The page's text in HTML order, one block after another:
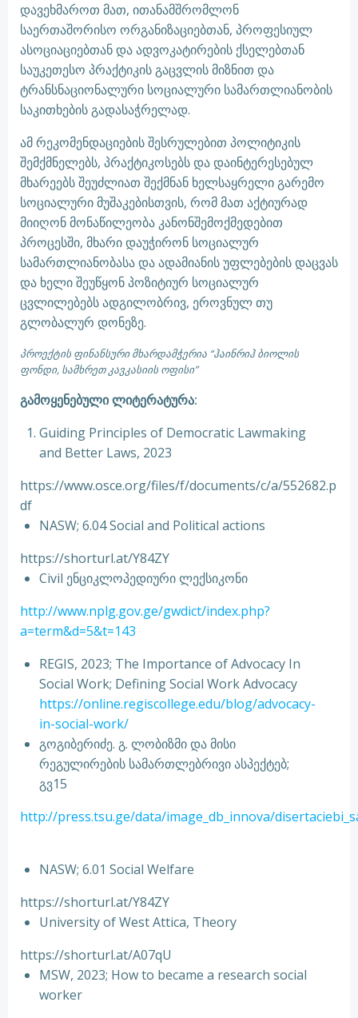
დავეხმაროთ მათ, ითანამშრომლონ
საერთაშორისო ორგანიზაციებთან, პროფესიულ
ასოციაციებთან და ადვოკატირების ქსელებთან
საუკეთესო პრაქტიკის გაცვლის მიზნით და
ტრანსნაციონალური სოციალური სამართლიანობის
საკითხების გადასაჭრელად.
ამ რეკომენდაციების შესრულებით პოლიტიკის
შემქმნელებს, პრაქტიკოსებს და დაინტერესებულ
მხარეებს შეუძლიათ შექმნან ხელსაყრელი გარემო
სოციალური მუშაკებისთვის, რომ მათ აქტიურად
მიიღონ მონაწილეობა კანონშემოქმედებით
პროცესში, მხარი დაუჭირონ სოციალურ
სამართლიანობასა და ადამიანის უფლებების დაცვას
და ხელი შეუწყონ პოზიტიურ სოციალურ
ცვლილებებს ადგილობრივ, ეროვნულ თუ
გლობალურ დონეზე.
პროექტის ფინანსური მხარდამჭერია “ჰაინრიჰ ბიოლის
ფონდი, სამხრეთ კავკასიის ოფისი”
გამოყენებული ლიტერატურა:
Guiding Principles of Democratic Lawmaking
and Better Laws, 2023
https://www.osce.org/files/f/documents/c/a/552682.p
df
NASW; 6.04 Social and Political actions
https://shorturl.at/Y84ZY
Civil ენციკლოპედიური ლექსიკონი
http://www.nplg.gov.ge/gwdict/index.php?
a=term&d=5&t=143
REGIS, 2023; The Importance of Advocacy In
Social Work; Defining Social Work Advocacy
https://online.regiscollege.edu/blog/advocacy-
in-social-work/
გოგიბერიძე. გ. ლობიზმი და მისი
რეგულირების სამართლებრივი ასპექტებ;
გვ15
http://press.tsu.ge/data/image_db_innova/
NASW; 6.01 Social Welfare
https://shorturl.at/Y84ZY
University of West Attica, Theory
https://shorturl.at/A07qU
MSW, 2023; How to became a research social
worker